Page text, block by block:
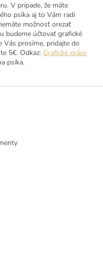
V prípade, že máte
psíka aj to Vám radi
možnosť orezať
budeme účtovať grafické
Vás prosíme, pridajte do
5€. Odkaz: Grafické práce
psíka.